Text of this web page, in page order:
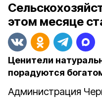
этом месяце
Ценители
порадуются
Администрация